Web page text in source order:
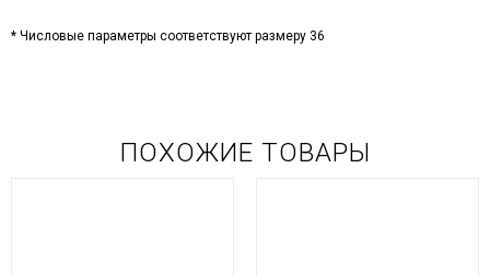
* Числовые параметры соответствуют размеру 36
ПОХОЖИЕ ТОВАРЫ